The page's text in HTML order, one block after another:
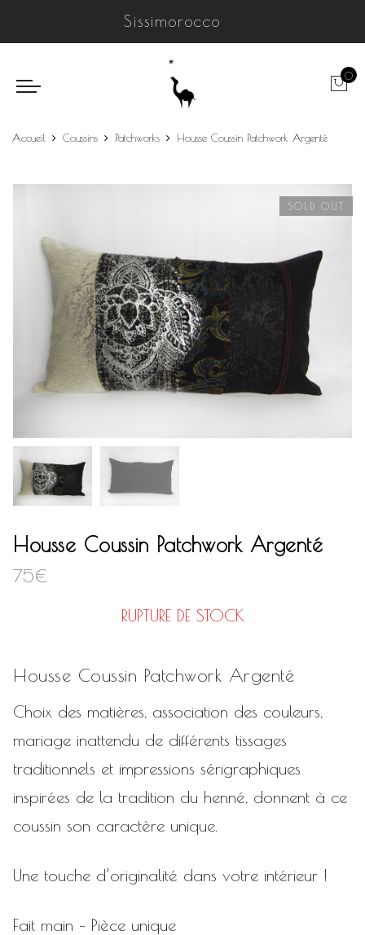
Sissimorocco
0
Accueil Coussins Patchworks Housse Coussin Patchwork Argenté
SOLD OUT
Housse Coussin Patchwork Argenté
75€
RUPTURE DE STOCK
Housse Coussin Patchwork Argenté
Choix des matières, association des couleurs,
mariage inattendu de différents tissages
traditionnels et impressions sérigraphiques
inspirées de la tradition du henné, donnent à ce
coussin son caractère unique.
Une touche d’originalité dans votre intérieur !
Fait main – Pièce unique